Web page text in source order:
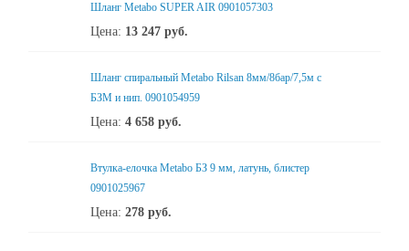
Шланг Metabo SUPER AIR 0901057303
Цена: 13 247 руб.
Шланг спиральный Metabo Rilsan 8мм/8бар/7,5м с
БЗМ и нип. 0901054959
Цена: 4 658 руб.
Втулка-елочка Metabo БЗ 9 мм, латунь, блистер
0901025967
Цена: 278 руб.